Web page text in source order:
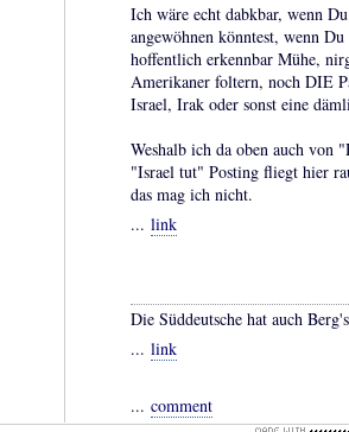
Ich wäre echt dabkbar, wenn
angewöhnen könntest, wenn
hoffentlich erkennbar Mühe,
Amerikaner foltern, noch DIE
Israel, Irak oder sonst eine
Weshalb ich da oben auch von
"Israel tut" Posting fliegt hier
das mag ich nicht.
... link
Die Süddeutsche hat auch
... link
... comment